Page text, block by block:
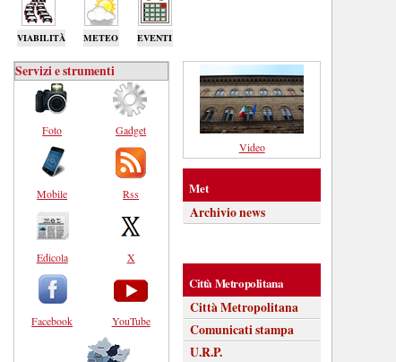
VIABILITÀ METEO EVENTI
Servizi e strumenti
Foto
Mobile
Edicola
Facebook
Gadget
Rss
X
YouTube
Video
Met
Archivio news
Città Metropolitana
Città Metropolitana
Comunicati stampa
U.R.P.